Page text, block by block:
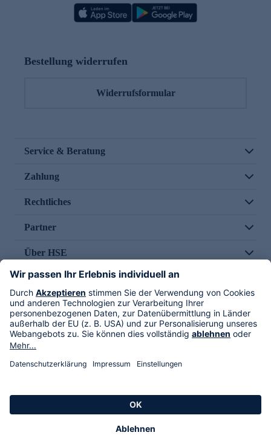
Bestellung widerrufen
Widerrufsformular
Service & Beratung
Zahlung
Rechtliches
Partner
Über HSE
Im TV
HSE International